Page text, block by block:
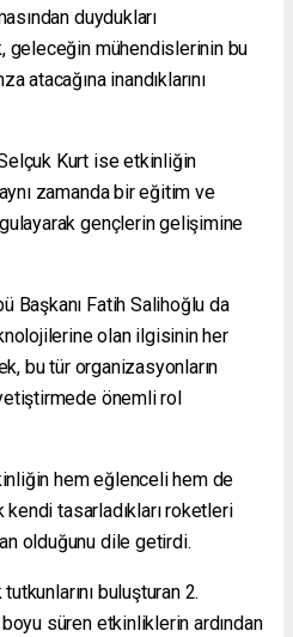
duydukları
geleceğin mühendislerinin bu
atacağına inandıklarını
Kurt ise etkinliğin
zamanda bir eğitim ve
gençlerin gelişimine
Başkanı Fatih Salihoğlu da
olan ilgisinin her
bu tür organizasyonların
önemli rol
hem eğlenceli hem de
tasarladıkları roketleri
olduğunu dile getirdi.
buluşturan 2.
süren etkinliklerin ardından